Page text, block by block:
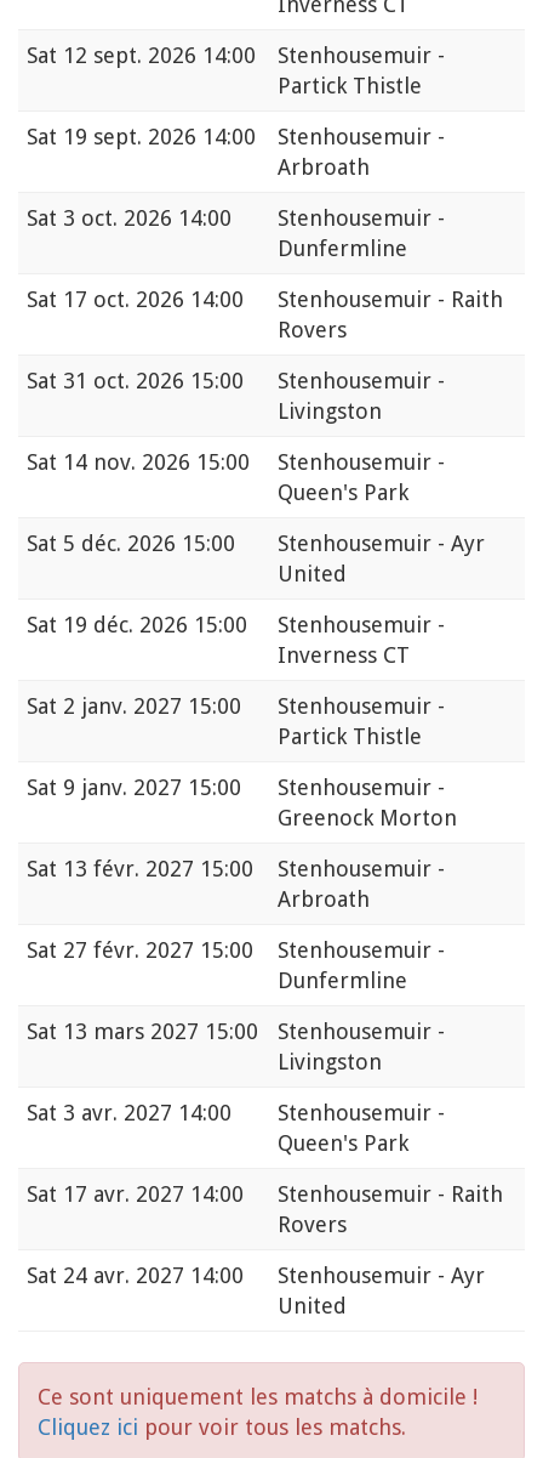
Sat 12 sept. 2026 14:00
Stenhousemuir -
Partick Thistle
Sat 19 sept. 2026 14:00
Stenhousemuir -
Arbroath
Sat 3 oct. 2026 14:00
Stenhousemuir -
Dunfermline
Sat 17 oct. 2026 14:00
Stenhousemuir - Raith
Rovers
Sat 31 oct. 2026 15:00
Stenhousemuir -
Livingston
Sat 14 nov. 2026 15:00
Stenhousemuir -
Queen's Park
Sat 5 déc. 2026 15:00
Stenhousemuir - Ayr
United
Sat 19 déc. 2026 15:00
Stenhousemuir -
Inverness CT
Sat 2 janv. 2027 15:00
Stenhousemuir -
Partick Thistle
Sat 9 janv. 2027 15:00
Stenhousemuir -
Greenock Morton
Sat 13 févr. 2027 15:00
Stenhousemuir -
Arbroath
Sat 27 févr. 2027 15:00
Stenhousemuir -
Dunfermline
Sat 13 mars 2027 15:00
Stenhousemuir -
Livingston
Sat 3 avr. 2027 14:00
Stenhousemuir -
Queen's Park
Sat 17 avr. 2027 14:00
Stenhousemuir - Raith
Rovers
Sat 24 avr. 2027 14:00
Stenhousemuir - Ayr
United
Ce sont uniquement les matchs à domicile !
Cliquez ici pour voir tous les matchs.